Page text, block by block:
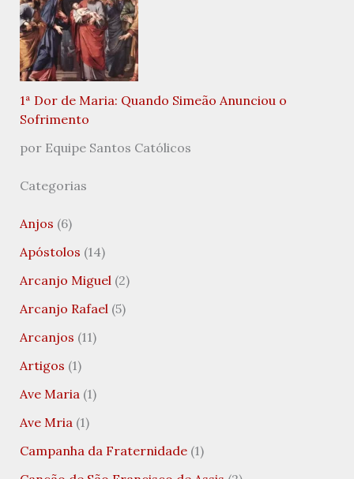
1ª Dor de Maria: Quando Simeão Anunciou o
Sofrimento
por Equipe Santos Católicos
Categorias
Anjos (6)
Apóstolos (14)
Arcanjo Miguel (2)
Arcanjo Rafael (5)
Arcanjos (11)
Artigos (1)
Ave Maria (1)
Ave Mria (1)
Campanha da Fraternidade(1)